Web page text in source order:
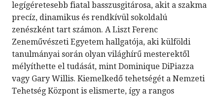
legígéretesebb fiatal basszusgitárosa, akit a szakma
precíz, dinamikus és rendkívül sokoldalú
zenészként tart számon. A Liszt Ferenc
Zeneművészeti Egyetem hallgatója, aki külföldi
tanulmányai során olyan világhírű mesterektől
mélyíthette el tudását, mint Dominique DiPiazza
vagy Gary Willis. Kiemelkedő tehetségét a Nemzeti
Tehetség Központ is elismerte, így a rangos